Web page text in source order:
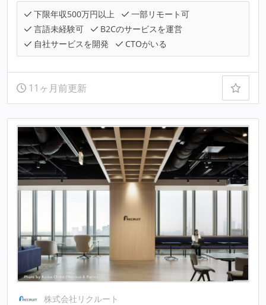
下限年収500万円以上
一部リモート可
言語未経験可
B2Cのサービスを運営
自社サービスを開発
CTOがいる
11ヶ月前更新
株式会社リクルート